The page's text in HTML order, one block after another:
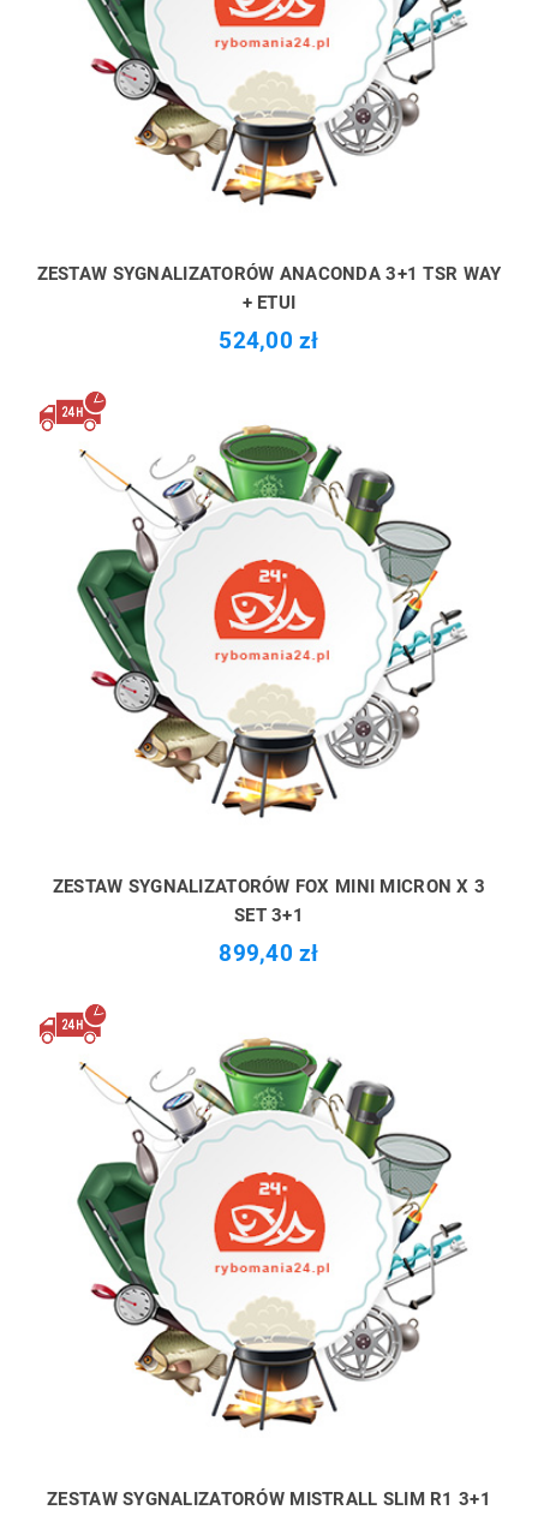
ZESTAW SYGNALIZATORÓW ANACONDA 3+1 TSR WAY
+ ETUI
524,00 zł
ZESTAW SYGNALIZATORÓW FOX MINI MICRON X 3
SET 3+1
899,40 zł
ZESTAW SYGNALIZATORÓW MISTRALL SLIM R1 3+1